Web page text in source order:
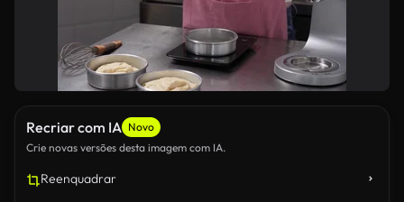
Recriar com IA Novo
Crie novas versões desta imagem com IA.
Reenquadrar